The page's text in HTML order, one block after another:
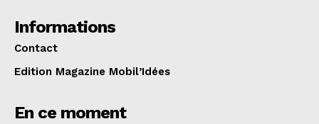
Informations
Contact
Edition Magazine Mobil’Idées
En ce moment